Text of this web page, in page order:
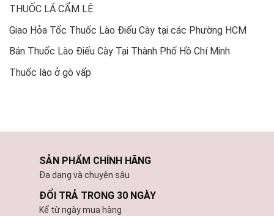
THUỐC LÁ CẨM LỆ
Giao Hỏa Tốc Thuốc Lào Điếu Cày tại các Phường HCM
Bán Thuốc Lào Điếu Cày Tại Thành Phố Hồ Chí Minh
Thuốc lào ở gò vấp
SẢN PHẨM CHÍNH HÃNG
Đa dạng và chuyên sâu
ĐỔI TRẢ TRONG 30 NGÀY
Kể từ ngày mua hàng